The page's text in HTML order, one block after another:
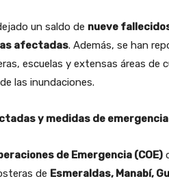
un saldo de nueve
afectadas. Además, se han
escuelas y extensas áreas de
las inundaciones.
y medidas de emergencia
de Emergencia (COE)
de Esmeraldas, Manabí,